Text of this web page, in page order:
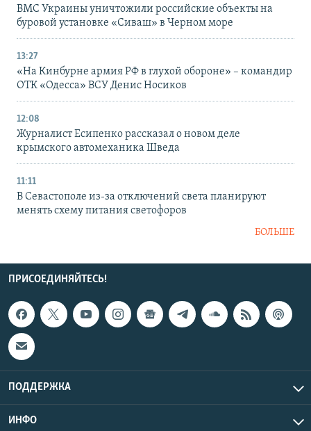
ВМС Украины уничтожили российские объекты на
буровой установке «Сиваш» в Черном море
13:27
«На Кинбурне армия РФ в глухой обороне» – командир
ОТК «Одесса» ВСУ Денис Носиков
12:08
Журналист Есипенко рассказал о новом деле
крымского автомеханика Шведа
11:11
В Севастополе из-за отключений света планируют
менять схему питания светофоров
БОЛЬШЕ
ПРИСОЕДИНЯЙТЕСЬ!
ПОДДЕРЖКА
ИНФО